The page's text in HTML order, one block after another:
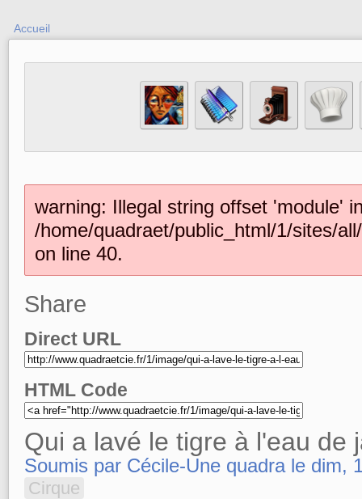
Accueil
warning: Illegal string offset 'module'
/home/quadraet/public_html/1/sites/
on line 40.
Share
Direct URL
HTML Code
Qui a lavé le tigre à l'eau de
Soumis par Cécile-Une quadra le dim,
Cirque